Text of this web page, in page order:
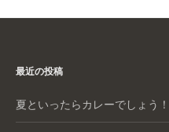
最近の投稿
夏といったらカレーでしょう！